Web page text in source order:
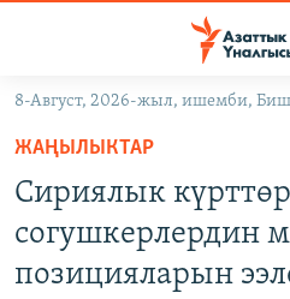
Навигацияга
өтүңүз
Издөөгө
салыңызКЫРГЫЗСТАН
ДҮЙНӨ
УКРАИНА
8-Август, 2026-жыл, ишемби,
ЖАҢЫЛЫКТАР
Сириялык күрттөр
согушкерлердин
позицияларын